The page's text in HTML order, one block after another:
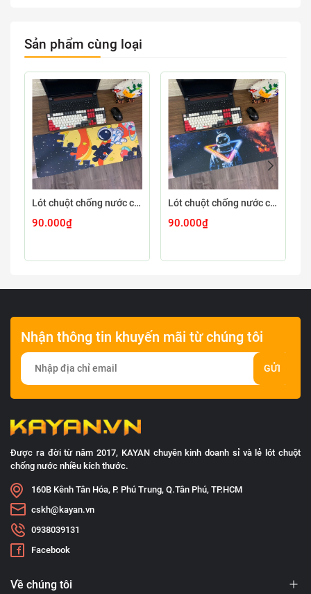
Sản phẩm cùng loại
Lót chuột chống nước cỡ lớn 80x30cm dày 3mm ASTRO-03-80X30
90.000₫
Lót chuột chống nước cỡ lớn 80x30cm dày 3mm ASTRO-02-80X30
90.000₫
Nhận thông tin khuyến mãi từ chúng tôi
GỬI
Được ra đời từ năm 2017, KAYAN chuyên kinh doanh sỉ và lẻ lót chuột
chống nước nhiều kích thước.
160B Kênh Tân Hóa, P. Phú Trung, Q.Tân Phú, TP.HCM
cskh@kayan.vn
0938039131
Facebook
Về chúng tôi